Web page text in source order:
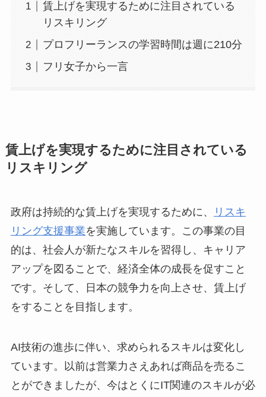
賃上げを実現するために注目されている
リスキリング
プロフリーランスの学習時間は週に210分
フリ女子から一言
賃上げを実現するために注目されている
リスキリング
政府は持続的な賃上げを実現するために、
リスキ
リング支援事業を実施しています。この事業の目
的は、社会人が新たなスキルを習得し、キャリア
アップを図ることで、経済全体の成長を促すこと
です。そして、日本の競争力を向上させ、賃上げ
をすることを目指します。
AI技術の進歩に伴い、求められるスキルは変化し
ています。以前は営業力さえあれば商品を売るこ
とができましたが、今はとくにIT関連のスキルが必